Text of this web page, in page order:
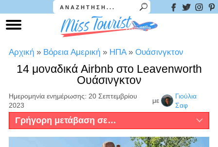
Αρχική » Βόρεια Αμερική » ΗΠΑ » Ουάσινγκτον
14 μοναδικά Airbnb στο Leavenworth
Ουάσινγκτον
Ημερομηνία ενημέρωσης: 20 Σεπτεμβρίου
2023
με
Γιούλια
Σαφ
Γρήγορη μετάβαση σε…